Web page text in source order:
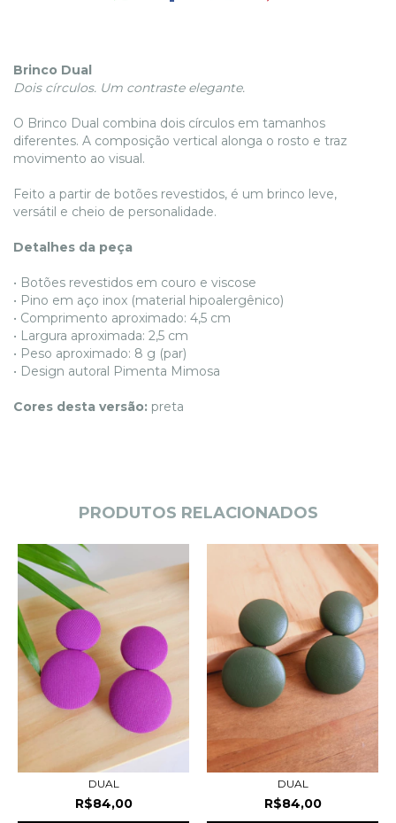
Brinco Dual
Dois círculos. Um contraste elegante.
O Brinco Dual combina dois círculos em tamanhos
diferentes. A composição vertical alonga o rosto e traz
movimento ao visual.
Feito a partir de botões revestidos, é um brinco leve,
versátil e cheio de personalidade.
Detalhes da peça
• Botões revestidos em couro e viscose
• Pino em aço inox (material hipoalergênico)
• Comprimento aproximado: 4,5 cm
• Largura aproximada: 2,5 cm
• Peso aproximado: 8 g (par)
• Design autoral Pimenta Mimosa
Cores desta versão: preta
PRODUTOS RELACIONADOS
DUAL
R$84,00
DUAL
R$84,00